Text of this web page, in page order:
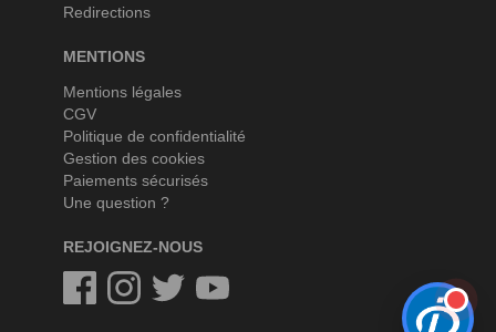
Redirections
MENTIONS
Mentions légales
CGV
Politique de confidentialité
Gestion des cookies
Paiements sécurisés
Une question ?
REJOIGNEZ-NOUS
FacebookInstagramTwitterTwitter